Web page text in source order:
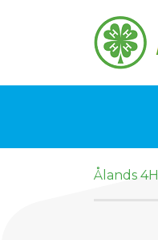
Ålands 4H